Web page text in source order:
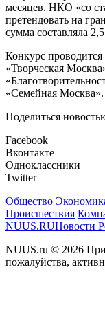
месяцев. НКО «со
претендовать на
сумма составляла
Конкурс
«Творческая
«Семейная Москва».
Поделиться
Facebook
Вконтакте
Одноклассники
Twitter
Общество
Происшествия
NUUS.RUНовости
NUUS.ru © 2026 При
пожалуйства,